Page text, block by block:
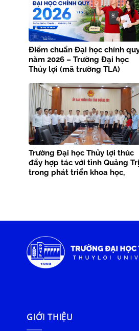
Điểm chuẩn Đại học chính
năm 2026 – Trường Đại học
Thủy lợi (mã trường TLA)
Trường Đại học Thủy lợi thúc
đẩy hợp tác với tỉnh Quảng Trị
trong phát triển khoa học,
GIỚI THIỆU